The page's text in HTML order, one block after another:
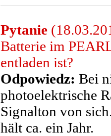
Pytanie
Batterie im
entladen ist?
Odpowiedz: Bei
photoelektrische
Signalton von
hält ca. ein Jahr.